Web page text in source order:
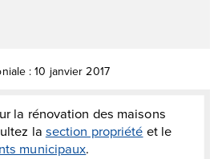
: 10 janvier 2017
la rénovation des maisons
la section propriété et le
municipaux.